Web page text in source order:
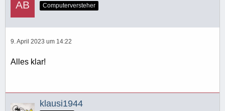
Computerversteher
9. April 2023 um 14:22
Alles klar!
klausi1944